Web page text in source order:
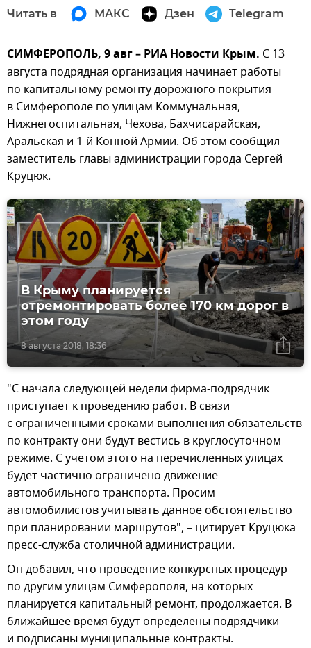
Читать в МАКС Дзен Telegram
СИМФЕРОПОЛЬ, 9 авг – РИА Новости Крым. С 13
августа подрядная организация начинает работы
по капитальному ремонту дорожного покрытия
в Симферополе по улицам Коммунальная,
Нижнегоспитальная, Чехова, Бахчисарайская,
Аральская и 1-й Конной Армии. Об этом сообщил
заместитель главы администрации города Сергей
Круцюк.
8 августа 2018, 18:36
В Крыму планируется
отремонтировать более 170 км дорог в
этом году
"С начала следующей недели фирма-подрядчик
приступает к проведению работ. В связи
с ограниченными сроками выполнения обязательств
по контракту они будут вестись в круглосуточном
режиме. С учетом этого на перечисленных улицах
будет частично ограничено движение
автомобильного транспорта. Просим
автомобилистов учитывать данное обстоятельство
при планировании маршрутов", – цитирует Круцюка
пресс-служба столичной администрации.
Он добавил, что проведение конкурсных процедур
по другим улицам Симферополя, на которых
планируется капитальный ремонт, продолжается. В
ближайшее время будут определены подрядчики
и подписаны муниципальные контракты.